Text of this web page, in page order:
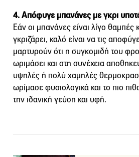
4. Απόφυγε μπανάνες με γκρι
Εάν οι μπανάνες είναι λίγο θαμπές
γκριζάρει, καλό είναι να τις
μαρτυρούν ότι η συγκομιδή του
ωριμάσει και στη συνέχεια
υψηλές ή πολύ χαμηλές
ωρίμασε φυσιολογικά και το πιο
την ιδανική γεύση και υφή.